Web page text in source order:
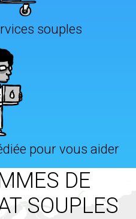
souples
pour vous aider
DE
SOUPLES